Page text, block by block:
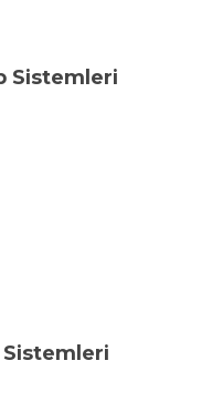
Sistemleri
Sistemleri